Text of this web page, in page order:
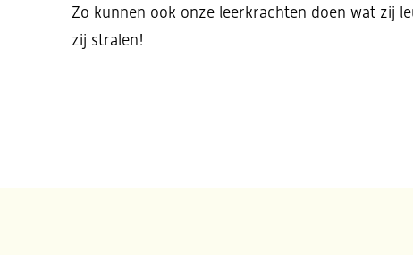
Zo kunnen ook onze leerkrachten doen wat zij
zij stralen!